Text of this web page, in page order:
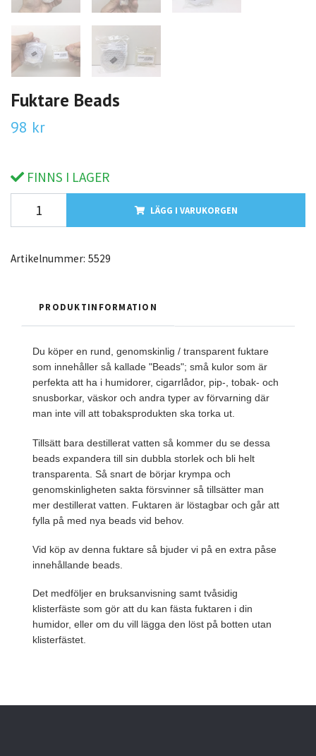
Fuktare Beads
98 kr
FINNS I LAGER
LÄGG I VARUKORGEN
Artikelnummer: 5529
PRODUKTINFORMATION
Du köper en rund, genomskinlig / transparent fuktare
som innehåller så kallade "Beads"; små kulor som är
perfekta att ha i humidorer, cigarrlådor, pip-, tobak- och
snusborkar, väskor och andra typer av förvarning där
man inte vill att tobaksprodukten ska torka ut.
Tillsätt bara destillerat vatten så kommer du se dessa
beads expandera till sin dubbla storlek och bli helt
transparenta. Så snart de börjar krympa och
genomskinligheten sakta försvinner så tillsätter man
mer destillerat vatten. Fuktaren är löstagbar och går att
fylla på med nya beads vid behov.
Vid köp av denna fuktare så bjuder vi på en extra påse
innehållande beads.
Det medföljer en bruksanvisning samt tvåsidig
klisterfäste som gör att du kan fästa fuktaren i din
humidor, eller om du vill lägga den löst på botten utan
klisterfästet.